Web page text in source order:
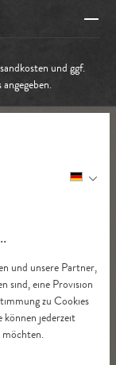
und unsere Partner,
sind, eine Provision
zu Cookies
jederzeit
möchten.
und ggf.